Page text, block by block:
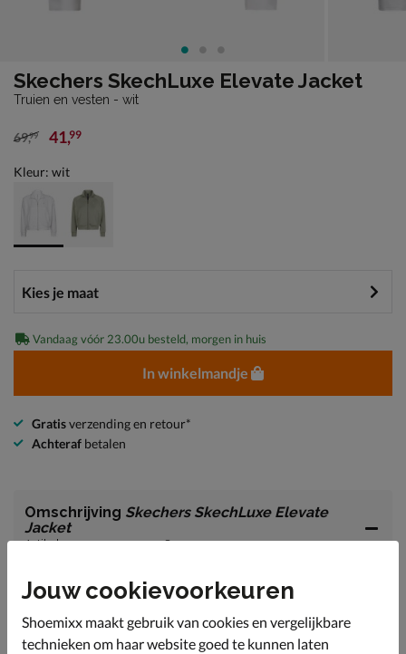
Skechers SkechLuxe Elevate Jacket
Truien en vesten - wit
van € 69,99 voor € 41,99
69,99 41,99
Kleur: wit
Vandaag vóór 23.00u besteld, morgen in huis
In winkelmandje
Gratisverzending en retour*
Achteraf betalen
Omschrijving Skechers SkechLuxe Elevate
Jacket
Artikelnummer 2222100180-20
Skechers SkechLuxe Elevate Jacket dames vest
Een comfortabel luchtig vest voor vrije tijd of tijdens je
work-out!
Jouw cookievoorkeuren
Shoemixx maakt gebruik van cookies en vergelijkbare
technieken om haar website goed te kunnen laten